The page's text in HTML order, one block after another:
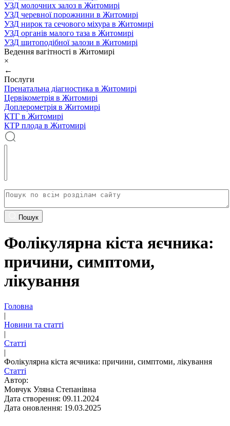
УЗД молочних залоз в Житомирі
УЗД черевної порожнини в Житомирі
УЗД нирок та сечового міхура в Житомирі
УЗД органів малого таза в Житомирі
УЗД щитоподібної залози в Житомирі
Ведення вагітності в Житомирі
×
←
Послуги
Пренатальна діагностика в Житомирі
Цервікометрія в Житомирі
Доплерометрія в Житомирі
КТГ в Житомирі
КТР плода в Житомирі
Пошук
Фолікулярна кіста яєчника:
причини, симптоми,
лікування
Головна
|
Новини та статті
|
Статті
|
Фолікулярна кіста яєчника: причини, симптоми, лікування
Статті
Автор:
Мовчук Уляна Степанівна
Дата створення: 09.11.2024
Дата оновлення: 19.03.2025